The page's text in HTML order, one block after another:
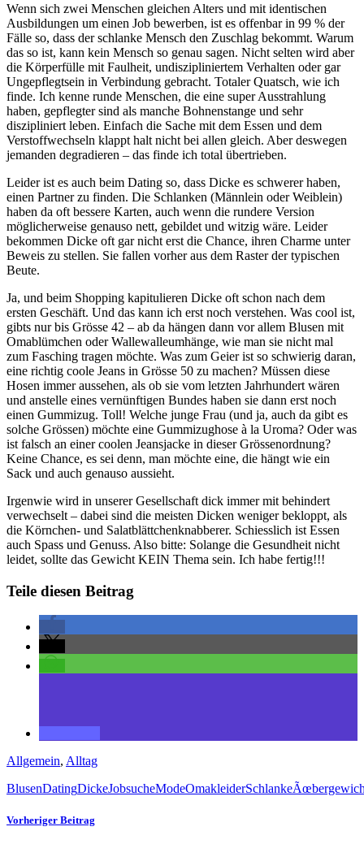
Wenn sich zwei Menschen gleichen Alters und mit identischen
Ausbildungen um einen Job bewerben, ist es offenbar in 99 % der
Fälle so, dass der schlanke Mensch den Zuschlag bekommt. Warum
das so ist, kann kein Mensch so genau sagen. Nicht selten wird aber
die Körperfülle mit Faulheit, undiszipliniertem Verhalten oder gar
Ungepflegtsein in Verbindung gebracht. Totaler Quatsch, wie ich
finde. Ich kenne runde Menschen, die eine super Ausstrahlung
haben, gepflegter sind als manche Bohnenstange und sehr
diszipliniert leben. Einfach die Sache mit dem Essen und dem
Verstoffwechseln klappt halt nicht bei allen gleich. Aber deswegen
jemanden degradieren – das finde ich total übertrieben.
Leider ist es auch beim Dating so, dass Dicke es schwerer haben,
einen Partner zu finden. Die Schlanken (Männlein oder Weiblein)
haben da oft bessere Karten, auch wenn die rundere Version
möglicherweise genauso nett, gebildet und witzig wäre. Leider
bekommen Dicke oft gar nicht erst die Chance, ihren Charme unter
Beweis zu stellen. Sie fallen vorher aus dem Raster der typischen
Beute.
Ja, und beim Shopping kapitulieren Dicke oft schon nach dem
ersten Geschäft. Und das kann ich erst noch verstehen. Was cool ist,
gibts nur bis Grösse 42 – ab da hängen dann vor allem Blusen mit
Omablümchen oder Wallewalleumhänge, wie man sie nicht mal
zum Fasching tragen möchte. Was zum Geier ist so schwierig daran,
eine richtig coole Jeans in Grösse 50 zu machen? Müssen diese
Hosen immer aussehen, als ob sie vom letzten Jahrhundert wären
und anstelle eines vernünftigen Bundes haben sie dann erst noch
einen Gummizug. Toll! Welche junge Frau (und ja, auch da gibt es
solche Grössen) möchte eine Gummizughose à la Uroma? Oder was
ist falsch an einer coolen Jeansjacke in dieser Grössenordnung?
Keine Chance, es sei denn, man möchte eine, die hängt wie ein
Sack und auch genauso aussieht.
Irgenwie wird in unserer Gesellschaft dick immer mit behindert
verwechselt – dabei sind die meisten Dicken weniger bekloppt, als
die Körnchen- und Salatblättchenknabberer. Schiesslich ist Essen
auch Spass und Genuss. Also bitte: Solange die Gesundheit nicht
leidet, sollte das Gewicht KEIN Thema sein. Ich habe fertig!!!
Teile diesen Beitrag
Allgemein, Alltag
BlusenDatingDickeJobsucheModeOmakleiderSchlanke
Vorheriger Beitrag